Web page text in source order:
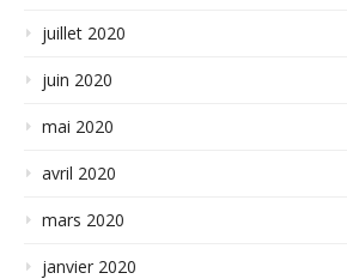
juillet 2020
juin 2020
mai 2020
avril 2020
mars 2020
janvier 2020